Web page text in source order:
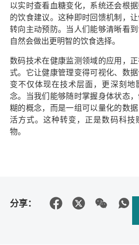
以实时查看血糖变化，系统还会根
的饮食建议。这种即时回馈机制，
转向主动预防。当人们能够清晰看到
自然会做出更明智的饮食选择。
数码技术在健康监测领域的应用，
式。它让健康管理变得可视化、数
变不仅体现在技术层面，更深刻地
念。当我们能够随时掌握身体状态
糊的概念，而是一组可以量化的数
活方式。这种转变，正是数码科技
物。
分享：